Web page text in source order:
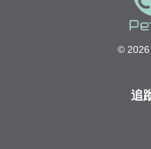
© 2026
追